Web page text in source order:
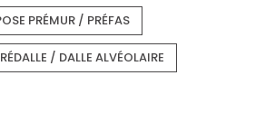
PRÉMUR / PRÉFAS
/ DALLE ALVÉOLAIRE